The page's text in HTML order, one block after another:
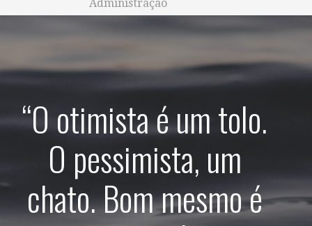
Administração
“O otimista é um tolo.
O pessimista, um
chato. Bom mesmo é